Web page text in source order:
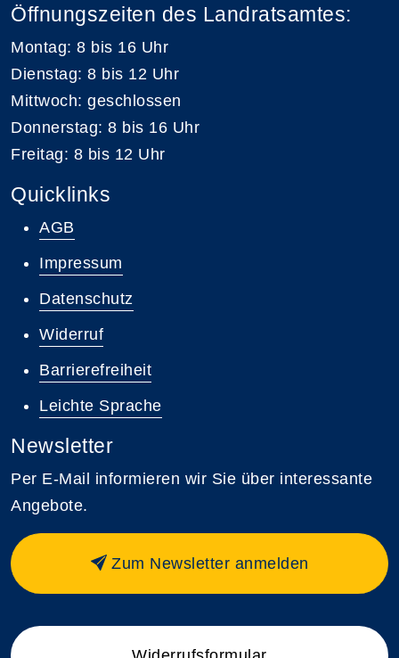
Öffnungszeiten des Landratsamtes:
Montag: 8 bis 16 Uhr
Dienstag: 8 bis 12 Uhr
Mittwoch: geschlossen
Donnerstag: 8 bis 16 Uhr
Freitag: 8 bis 12 Uhr
Quicklinks
AGB
Impressum
Datenschutz
Widerruf
Barrierefreiheit
Leichte Sprache
Newsletter
Per E-Mail informieren wir Sie über interessante
Angebote.
Zum Newsletter anmelden